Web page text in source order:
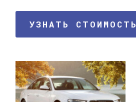
УЗНАТЬ СТОИМОСТЬ